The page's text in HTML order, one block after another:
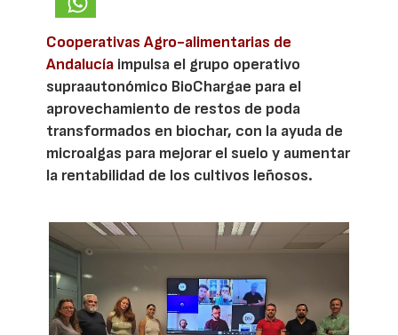
Cooperativas Agro-alimentarias de
Andalucía impulsa el grupo operativo
supraautonómico BioChargae para el
aprovechamiento de restos de poda
transformados en biochar, con la ayuda de
microalgas para mejorar el suelo y aumentar
la rentabilidad de los cultivos leñosos.